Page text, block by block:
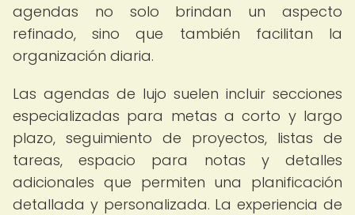
agendas no solo brindan un aspecto
refinado, sino que también facilitan la
organización diaria.
Las agendas de lujo suelen incluir secciones
especializadas para metas a corto y largo
plazo, seguimiento de proyectos, listas de
tareas, espacio para notas y detalles
adicionales que permiten una planificación
detallada y personalizada. La experiencia de